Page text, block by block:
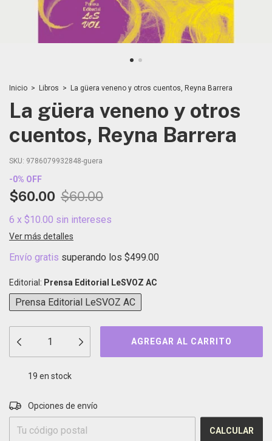
Inicio > Libros > La güera veneno y otros cuentos, Reyna Barrera
La güera veneno y otros
cuentos, Reyna Barrera
SKU: 9786079932848-guera
-0% OFF
$60.00 $60.00
6 x $10.00 sin intereses
Ver más detalles
Envío gratis superando los $499.00
Editorial: Prensa Editorial LeSVOZ AC
Prensa Editorial LeSVOZ AC
19 en stock
Entregas para el CP:
Opciones de envío
CALCULAR